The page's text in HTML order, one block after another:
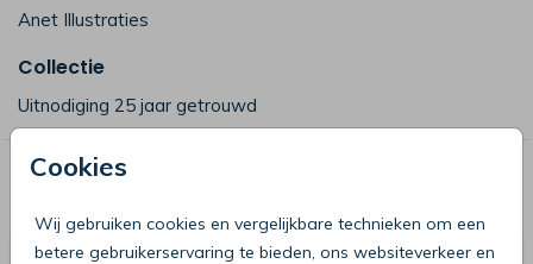
Cookies
Wij gebruiken cookies en vergelijkbare technieken om een
betere gebruikerservaring te bieden, ons websiteverkeer en
Anet Illustraties
Collectie
Uitnodiging 25 jaar getrouwd
Deze producten zijn wellicht ook iets
voor je